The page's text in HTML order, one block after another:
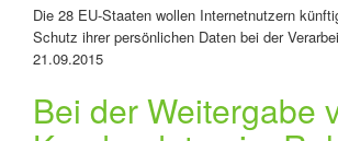
Die 28 EU-Staaten wollen Internetnutzern
Schutz ihrer persönlichen Daten bei der
21.09.2015
Bei der Weitergabe